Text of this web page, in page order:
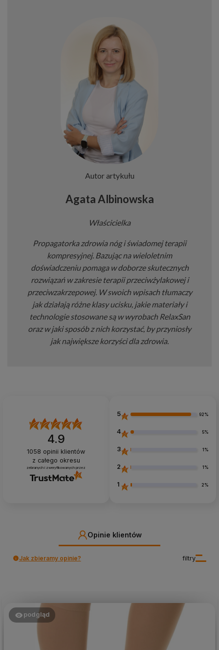
Autor artykułu
Agata Albinowska
Właścicielka
Propagatorka zdrowia nóg i świadomej terapii
kompresyjnej. Bazując na wieloletnim
doświadczeniu pomaga w doborze skutecznych
rozwiązań w zakresie terapii przeciwżylakowej i
przeciwzakrzepowej. W swoich wpisach tłumaczy
jak działają różne klasy ucisku, jakie materiały i
technologie stosowane są w wyrobach RelaxSan
oraz w jaki sposób z nich korzystać, by przyniosły
jak największe korzyści dla zdrowia.
4.9
1058 opinii klientów
z całego okresu
zebranych i zweryfikowanych przez
5 92%
4 5%
3 1%
2 1%
1 2%
Opinie klientów
filtry
Jak zbieramy opinie?
podgląd